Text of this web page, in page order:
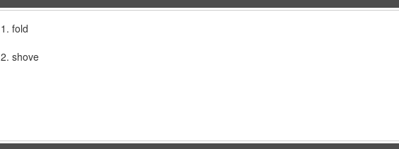
1. fold
2. shove